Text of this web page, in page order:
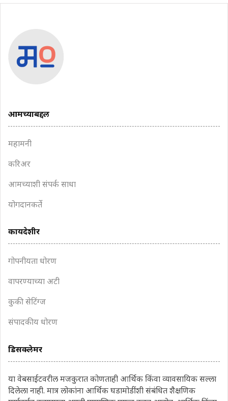
आमच्याबद्दल
महामनी
करिअर
आमच्याशी संपर्क साधा
योगदानकर्ते
कायदेशीर
गोपनीयता धोरण
वापरण्याच्या अटी
कुकी सेटिंग्ज
संपादकीय धोरण
डिसक्लेमर
या वेबसाईटवरील मजकुरात कोणताही आर्थिक किंवा व्यावसायिक सल्ला
दिलेला नाही. मात्र लोकांना आर्थिक घडामोडींशी संबंधित शैक्षणिक